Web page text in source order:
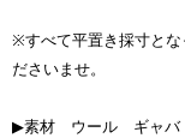
※すべて平置き採寸とな
ださいませ。
▶素材 ウール ギャバ